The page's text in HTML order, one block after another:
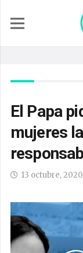
El Papa
mujeres
13 octubre, 2020